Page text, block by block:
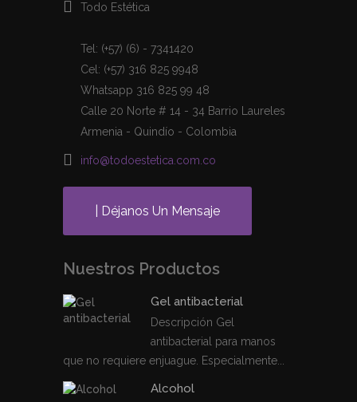
Todo Estética
Tel: (+57) (6) - 7341420
Cel: (+57) 316 825 9948
Whatsapp 316 825 99 48
Calle 20 Norte # 14 - 34 Barrio Laureles
Armenia - Quindío - Colombia
info@todoestetica.com.co
| Déjanos Un Mensaje
Nuestros Productos
Gel antibacterial
Descripción Gel
antibacterial para manos
que no requiere enjuague. Especialmente...
Alcohol